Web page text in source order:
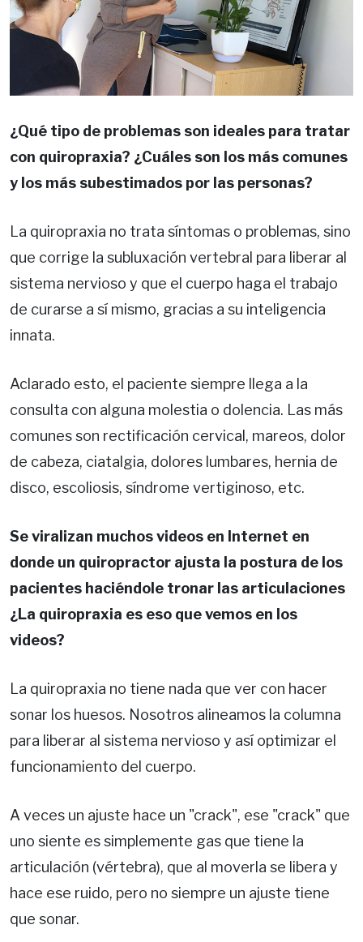
¿Qué tipo de problemas son ideales para tratar
con quiropraxia? ¿Cuáles son los más comunes
y los más subestimados por las personas?
La quiropraxia no trata síntomas o problemas, sino
que corrige la subluxación vertebral para liberar al
sistema nervioso y que el cuerpo haga el trabajo
de curarse a sí mismo, gracias a su inteligencia
innata.
Aclarado esto, el paciente siempre llega a la
consulta con alguna molestia o dolencia. Las más
comunes son rectificación cervical, mareos, dolor
de cabeza, ciatalgia, dolores lumbares, hernia de
disco, escoliosis, síndrome vertiginoso, etc.
Se viralizan muchos videos en Internet en
donde un quiropractor ajusta la postura de los
pacientes haciéndole tronar las articulaciones
¿La quiropraxia es eso que vemos en los
videos?
La quiropraxia no tiene nada que ver con hacer
sonar los huesos. Nosotros alineamos la columna
para liberar al sistema nervioso y así optimizar el
funcionamiento del cuerpo.
A veces un ajuste hace un "crack", ese "crack" que
uno siente es simplemente gas que tiene la
articulación (vértebra), que al moverla se libera y
hace ese ruido, pero no siempre un ajuste tiene
que sonar.